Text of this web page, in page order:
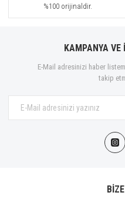
%100 orijinaldir.
KAMPANYA VE
E-Mail adresinizi haber
takip